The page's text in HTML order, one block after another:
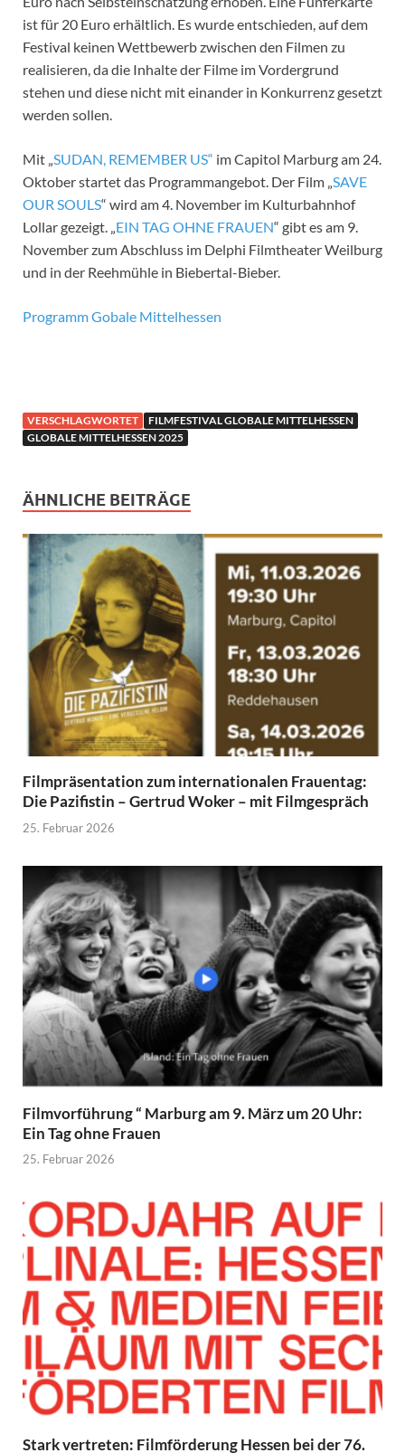
ist für 20 Euro erhältlich. Es wurde entschieden, auf dem
Festival keinen Wettbewerb zwischen den Filmen zu
realisieren, da die Inhalte der Filme im Vordergrund
stehen und diese nicht mit einander in Konkurrenz gesetzt
werden sollen.
Mit „SUDAN, REMEMBER US“ im Capitol Marburg am 24.
Oktober startet das Programmangebot. Der Film „SAVE
OUR SOULS“ wird am 4. November im Kulturbahnhof
Lollar gezeigt. „EIN TAG OHNE FRAUEN“ gibt es am 9.
November zum Abschluss im Delphi Filmtheater Weilburg
und in der Reehmühle in Biebertal-Bieber.
Programm Gobale Mittelhessen
VERSCHLAGWORTET
FILMFESTIVAL GLOBALE MITTELHESSEN
GLOBALE MITTELHESSEN 2025
ÄHNLICHE BEITRÄGE
Filmpräsentation zum internationalen Frauentag:
Die Pazifistin – Gertrud Woker – mit Filmgespräch
25. Februar 2026
Filmvorführung “ Marburg am 9. März um 20 Uhr:
Ein Tag ohne Frauen
25. Februar 2026
Stark vertreten: Filmförderung Hessen bei der 76.